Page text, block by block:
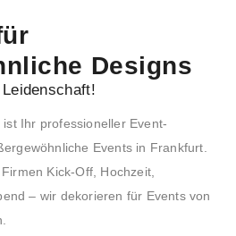
Designs
Ihr professioneller Event-
Events in Frankfurt.
Kick-Off, Hochzeit,
– wir dekorieren für Events von